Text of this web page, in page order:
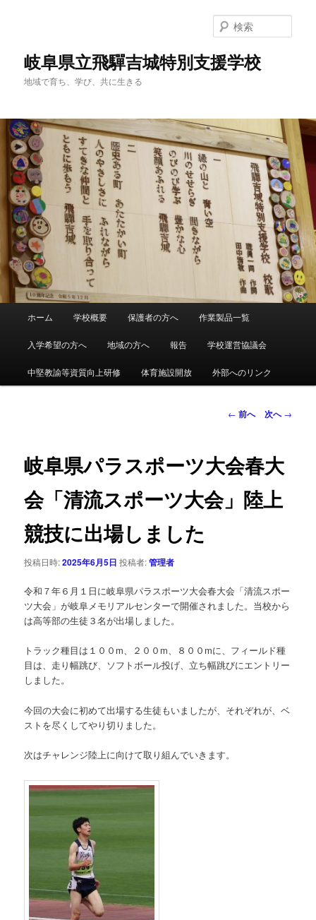
岐阜県立飛驒吉城特別支援学校
地域で育ち、学び、共に生きる
索
ュ
メ
イ
ン
テ
ン
ツ
へ
移
動
ホーム 学校概要 保護者の方へ 作業製品一覧
入学希望の方へ 地域の方へ 報告 学校運営協議会
中堅教諭等資質向上研修 体育施設開放 外部へのリンク
投
ビ
ゲ
シ
← 前へ 次へ→
岐阜県パラスポーツ大会春大
会「清流スポーツ大会」陸上
競技に出場しました
投稿日時:2025年6月5日 投稿者:管理者
令和７年６月１日に岐阜県パラスポーツ大会春大会「清流スポー
ツ大会」が岐阜メモリアルセンターで開催されました。当校から
は高等部の生徒３名が出場しました。
トラック種目は１００m、２００m、８００mに、フィールド種
目は、走り幅跳び、ソフトボール投げ、立ち幅跳びにエントリー
しました。
今回の大会に初めて出場する生徒もいましたが、それぞれが、ベ
ストを尽くしてやり切りました。
次はチャレンジ陸上に向けて取り組んでいきます。